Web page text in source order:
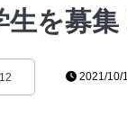
生を募集
2021/10/